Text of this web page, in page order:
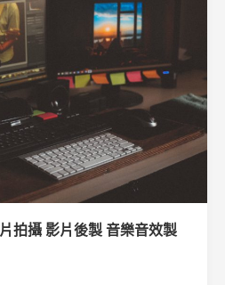
拍攝 影片後製 音樂音效製